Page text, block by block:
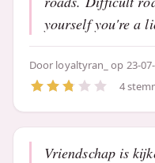
yourself you're a
Door loyaltyran_ op 23-
4
Vriendschap is